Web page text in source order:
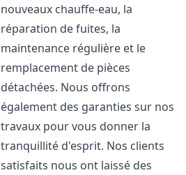
nouveaux chauffe-eau, la
réparation de fuites, la
maintenance régulière et le
remplacement de pièces
détachées. Nous offrons
également des garanties sur nos
travaux pour vous donner la
tranquillité d'esprit. Nos clients
satisfaits nous ont laissé des